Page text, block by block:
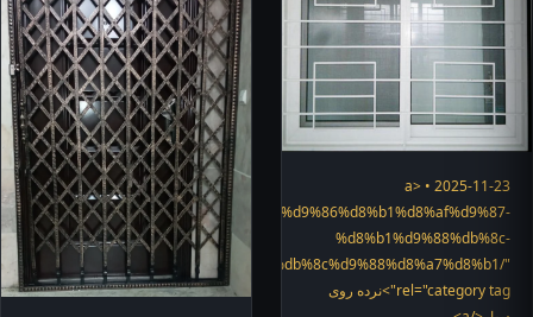
2025-11-23 • <a
hefazshop.com/category/services/%d9%86%d8%b1%d8%af%d9%87-
%d8%b1%d9%88%db%8c-
%d8%af%db%8c%d9%88%d8%a7%d8%b1/"
rel="category tag">نرده روی